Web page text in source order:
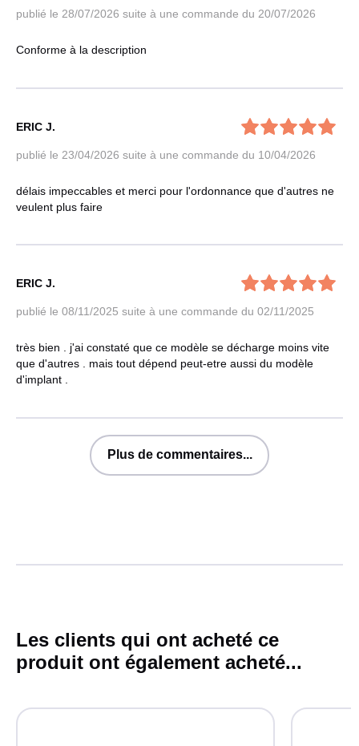
publié le 28/07/2026 suite à une commande du 20/07/2026
Conforme à la description
ERIC J.
publié le 23/04/2026 suite à une commande du 10/04/2026
délais impeccables et merci pour l'ordonnance que d'autres ne
veulent plus faire
ERIC J.
publié le 08/11/2025 suite à une commande du 02/11/2025
très bien . j'ai constaté que ce modèle se décharge moins vite
que d'autres . mais tout dépend peut-etre aussi du modèle
d'implant .
Plus de commentaires...
Les clients qui ont acheté ce
produit ont également acheté...